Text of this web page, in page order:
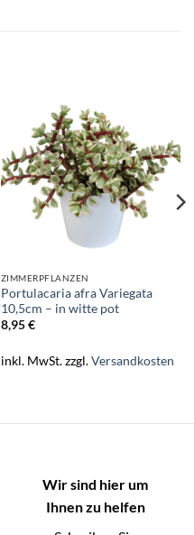
ZIMMERPFLANZEN
Portulacaria afra Variegata
10,5cm – in witte pot
8,95€
inkl. MwSt.zzgl.Versandkosten
Wir sind hier um
Ihnen zu helfen